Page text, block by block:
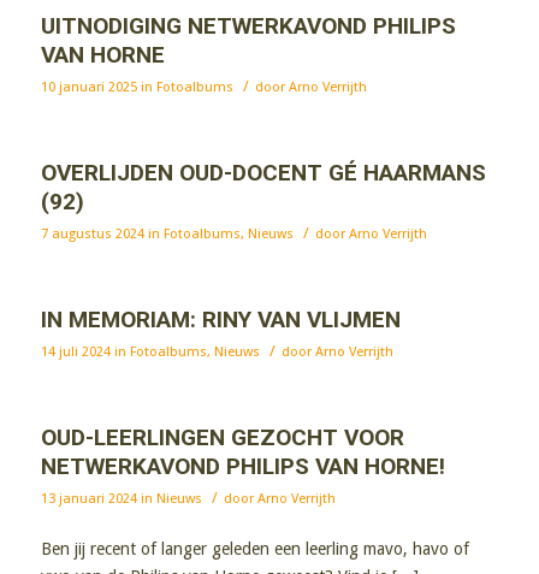
UITNODIGING NETWERKAVOND PHILIPS
VAN HORNE
10 januari 2025 in Fotoalbums / doorArno Verrijth
OVERLIJDEN OUD-DOCENT GÉ HAARMANS
(92)
7 augustus 2024 in Fotoalbums, Nieuws / doorArno Verrijth
IN MEMORIAM: RINY VAN VLIJMEN
14 juli 2024 in Fotoalbums, Nieuws / doorArno Verrijth
OUD-LEERLINGEN GEZOCHT VOOR
NETWERKAVOND PHILIPS VAN HORNE!
13 januari 2024 in Nieuws / doorArno Verrijth
Ben jij recent of langer geleden een leerling mavo, havo of